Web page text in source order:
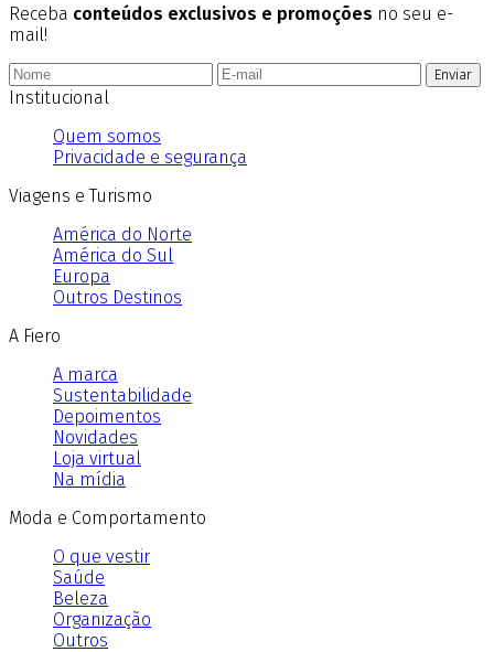
Receba conteúdos exclusivos e promoções no seu e-
mail!
Enviar
Institucional
Quem somos
Privacidade e segurança
Viagens e Turismo
América do Norte
América do Sul
Europa
Outros Destinos
A Fiero
A marca
Sustentabilidade
Depoimentos
Novidades
Loja virtual
Na mídia
Moda e Comportamento
O que vestir
Saúde
Beleza
Organização
Outros